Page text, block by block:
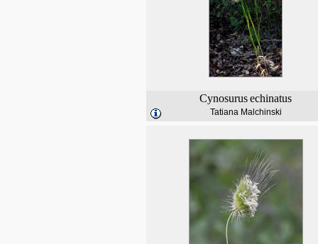
Cynosurusechinatus
Tatiana Malchinski